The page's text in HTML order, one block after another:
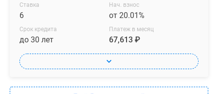
Ставка
6
Нач. взнос
от 20.01%
Срок кредита
до 30 лет
Платеж в месяц
67,613 ₽